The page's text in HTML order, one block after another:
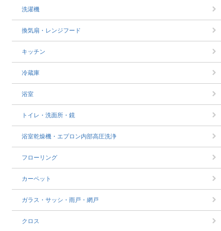
洗濯機
換気扇・レンジフード
キッチン
冷蔵庫
浴室
トイレ・洗面所・鏡
浴室乾燥機・エプロン内部高圧洗浄
フローリング
カーペット
ガラス・サッシ・雨戸・網戸
クロス